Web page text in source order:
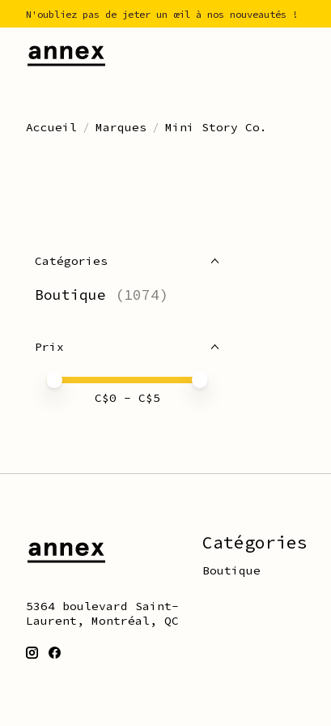
N'oubliez pas de jeter un œil à nos nouveautés !
Accueil / Marques / Mini Story Co.
Catégories
Boutique (1074)
Prix
Prix minimum
Price maximum value
C$0 - C$5
5364 boulevard Saint-
Laurent, Montréal, QC
Catégories
Boutique